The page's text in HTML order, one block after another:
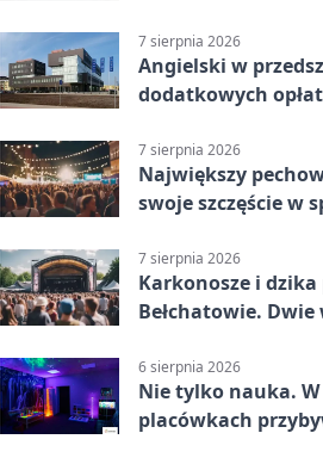
7 sierpnia 2026
Angielski w
dodatkowych
7 sierpnia 2026
Największy
swoje szczęście w
7 sierpnia 2026
Karkonosze i
Bełchatowie.
6 sierpnia 2026
Nie tylko nauka.
placówkach